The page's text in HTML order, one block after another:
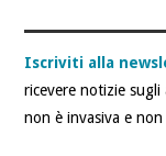
Iscriviti alla
ricevere notizie
non è invasiva e